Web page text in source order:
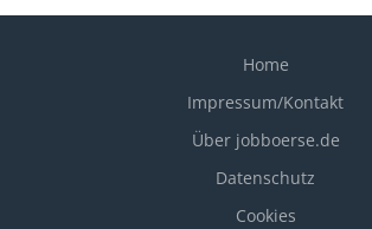
Unternehmensprozesse auf BIM-basierte
Home
Impressum/Kontakt
Über jobboerse.de
Datenschutz
Cookies